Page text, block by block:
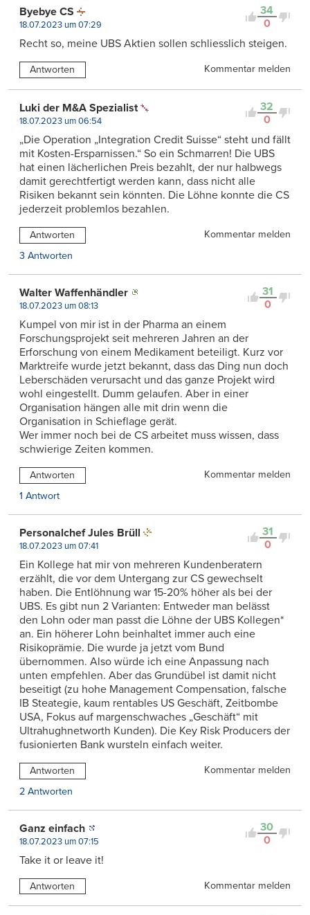
34
0
Byebye CS
18.07.2023 um 07:29
Recht so, meine UBS Aktien sollen schliesslich steigen.
Antworten Kommentar melden
32
0
Luki der M&A Spezialist
18.07.2023 um 06:54
„Die Operation „Integration Credit Suisse“ steht und fällt
mit Kosten-Ersparnissen.“ So ein Schmarren! Die UBS
hat einen lächerlichen Preis bezahlt, der nur halbwegs
damit gerechtfertigt werden kann, dass nicht alle
Risiken bekannt sein könnten. Die Löhne konnte die CS
jederzeit problemlos bezahlen.
Antworten
Kommentar melden
3 Antworten
31
0
Walter Waffenhändler
18.07.2023 um 08:13
Kumpel von mir ist in der Pharma an einem
Forschungsprojekt seit mehreren Jahren an der
Erforschung von einem Medikament beteiligt. Kurz vor
Marktreife wurde jetzt bekannt, dass das Ding nun doch
Leberschäden verursacht und das ganze Projekt wird
wohl eingestellt. Dumm gelaufen. Aber in einer
Organisation hängen alle mit drin wenn die
Organisation in Schieflage gerät.
Wer immer noch bei de CS arbeitet muss wissen, dass
schwierige Zeiten kommen.
Antworten
Kommentar melden
1 Antwort
31
0
Personalchef Jules Brüll
18.07.2023 um 07:41
Ein Kollege hat mir von mehreren Kundenberatern
erzählt, die vor dem Untergang zur CS gewechselt
haben. Die Entlöhnung war 15-20% höher als bei der
UBS. Es gibt nun 2 Varianten: Entweder man belässt
den Lohn oder man passt die Löhne der UBS Kollegen*
an. Ein höherer Lohn beinhaltet immer auch eine
Risikoprämie. Die wurde ja jetzt vom Bund
übernommen. Also würde ich eine Anpassung nach
unten empfehlen. Aber das Grundübel ist damit nicht
beseitigt (zu hohe Management Compensation, falsche
IB Steategie, kaum rentables US Geschäft, Zeitbombe
USA, Fokus auf margenschwaches „Geschäft“ mit
Ultrahughnetworth Kunden). Die Key Risk Producers der
fusionierten Bank wursteln einfach weiter.
Antworten
Kommentar melden
2 Antworten
30
0
Ganz einfach
18.07.2023 um 07:15
Take it or leave it!
Antworten Kommentar melden